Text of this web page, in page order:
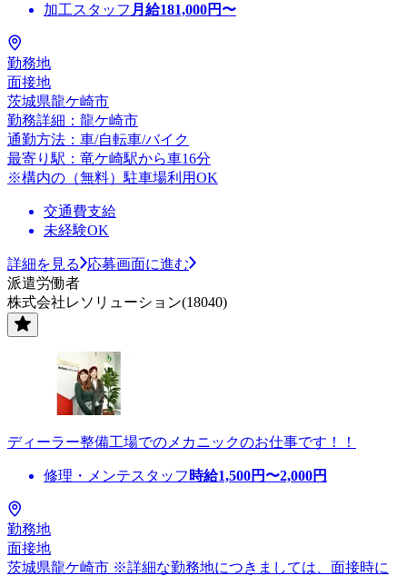
加工スタッフ 月給181,000円〜
勤務地
面接地
茨城県龍ケ崎市
勤務詳細：龍ケ崎市
通勤方法：車/自転車/バイク
最寄り駅：竜ケ崎駅から車16分
※構内の（無料）駐車場利用OK
交通費支給
未経験OK
詳細を見る
応募画面に進む
派遣労働者
株式会社レソリューション(18040)
ディーラー整備工場でのメカニックのお仕事です！！
修理・メンテスタッフ 時給1,500円〜2,000円
勤務地
面接地
茨城県龍ケ崎市 ※詳細な勤務地につきましては、面接時に